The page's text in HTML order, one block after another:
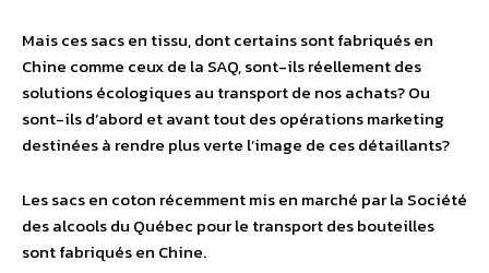
Mais ces sacs en tissu, dont certains sont fabriqués en
Chine comme ceux de la SAQ, sont-ils réellement des
solutions écologiques au transport de nos achats? Ou
sont-ils d’abord et avant tout des opérations marketing
destinées à rendre plus verte l’image de ces détaillants?
Les sacs en coton récemment mis en marché par la Société
des alcools du Québec pour le transport des bouteilles
sont fabriqués en Chine.